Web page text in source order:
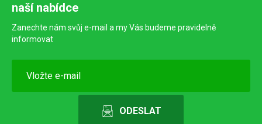
naší nabídce
Zanechte nám svůj e-mail a my Vás budeme pravidelně
informovat